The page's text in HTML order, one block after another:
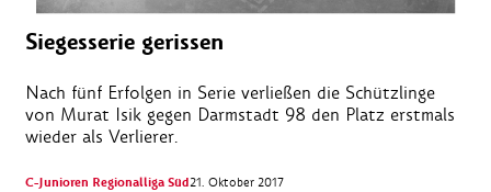
Siegesserie gerissen
Nach fünf Erfolgen in Serie verließen die Schützlinge
von Murat Isik gegen Darmstadt 98 den Platz erstmals
wieder als Verlierer.
C-Junioren Regionalliga Süd21. Oktober 2017